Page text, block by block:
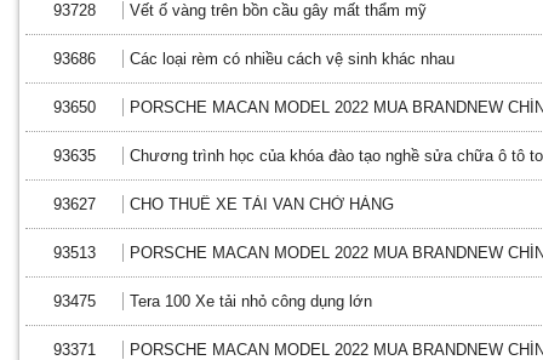
93728 Vết ố vàng trên bồn cầu gây mất thẩm mỹ
93686 Các loại rèm có nhiều cách vệ sinh khác nhau
93650 PORSCHE MACAN MODEL 2022 MUA BRANDNEW
93635 Chương trình học của khóa đào tạo nghề sửa chữa ô tô
93627 CHO THUÊ XE TẢI VAN CHỞ HÀNG
93513 PORSCHE MACAN MODEL 2022 MUA BRANDNEW
93475 Tera 100 Xe tải nhỏ công dụng lớn
93371 PORSCHE MACAN MODEL 2022 MUA BRANDNEW